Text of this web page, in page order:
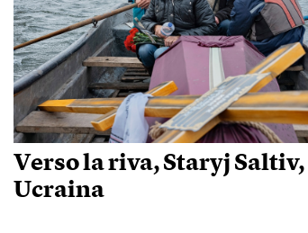
Verso la riva, Staryj Saltiv,
Ucraina